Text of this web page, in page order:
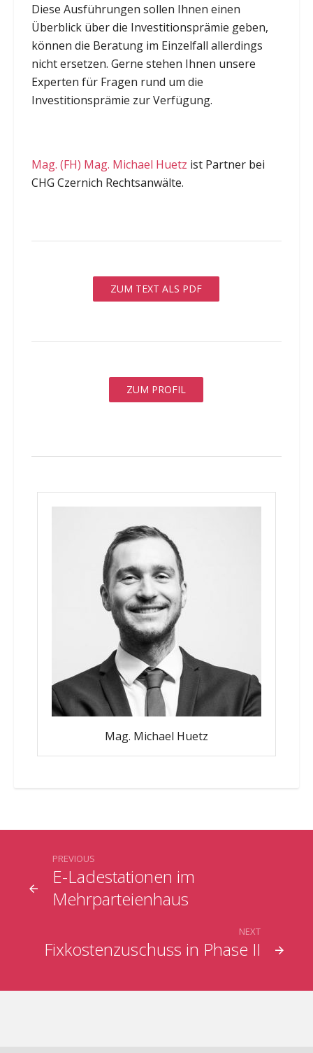
Diese Ausführungen sollen Ihnen einen
Überblick über die Investitionsprämie geben,
können die Beratung im Einzelfall allerdings
nicht ersetzen. Gerne stehen Ihnen unsere
Experten für Fragen rund um die
Investitionsprämie zur Verfügung.
Mag. (FH) Mag. Michael Huetz ist Partner bei
CHG Czernich Rechtsanwälte.
ZUM TEXT ALS PDF
ZUM PROFIL
Mag. Michael Huetz
E-Ladestationen im
Mehrparteienhaus
PREVIOUS
Fixkostenzuschuss in Phase II
NEXT